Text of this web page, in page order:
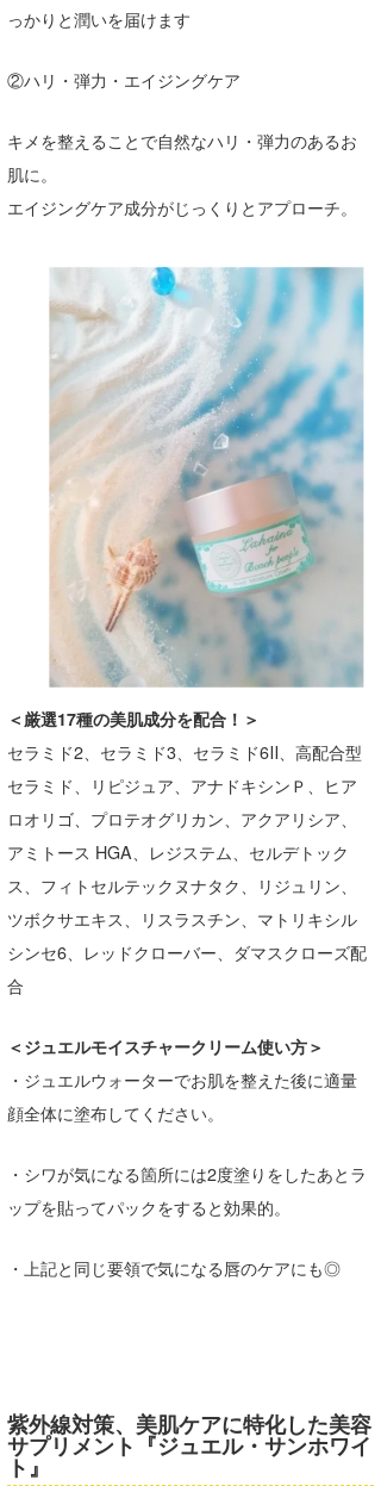
っかりと潤いを届けます
②ハリ・弾力・エイジングケア
キメを整えることで自然なハリ・弾力のあるお
肌に。
エイジングケア成分がじっくりとアプローチ。
＜厳選17種の美肌成分を配合！＞
セラミド2、セラミド3、セラミド6Ⅱ、高配合型
セラミド、リピジュア、アナドキシンＰ、ヒア
ロオリゴ、プロテオグリカン、アクアリシア、
アミトース HGA、レジステム、セルデトック
ス、フィトセルテックヌナタク、リジュリン、
ツボクサエキス、リスラスチン、マトリキシル
シンセ6、レッドクローバー、ダマスクローズ配
合
＜ジュエルモイスチャークリーム使い方＞
・ジュエルウォーターでお肌を整えた後に適量
顔全体に塗布してください。
・シワが気になる箇所には2度塗りをしたあとラ
ップを貼ってパックをすると効果的。
・上記と同じ要領で気になる唇のケアにも◎
紫外線対策、美肌ケアに特化した美容
サプリメント『ジュエル・サンホワイ
ト』